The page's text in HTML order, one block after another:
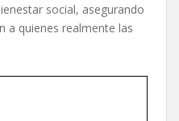
social, asegurando
a quienes realmente las